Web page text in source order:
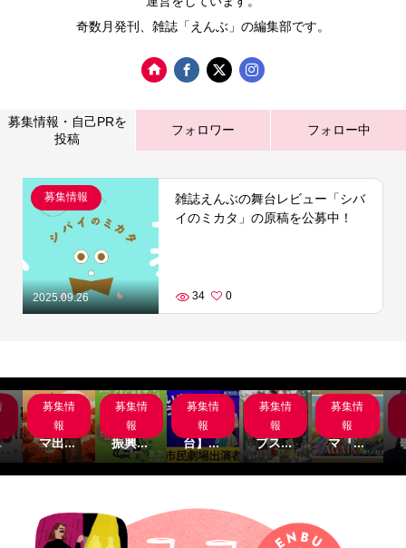
奇数月発刊、雑誌「えんぶ」の編集部です。
募集情報・自己PRを
投稿
フォロワー フォロー中
2025.09.26
募集情報
雑誌えんぶの舞台レビュー「シバ
イのミカタ」の原稿を公募中！
34 0
募集情
報
サブス
クシネ
マ出...
募集情
報
名古屋
市文化
振興...
募集情
報
【関
西/舞
台】...
募集情
報
主演募
集‼サ
ブス...
募集情
報
サブス
クシネ
マ『...